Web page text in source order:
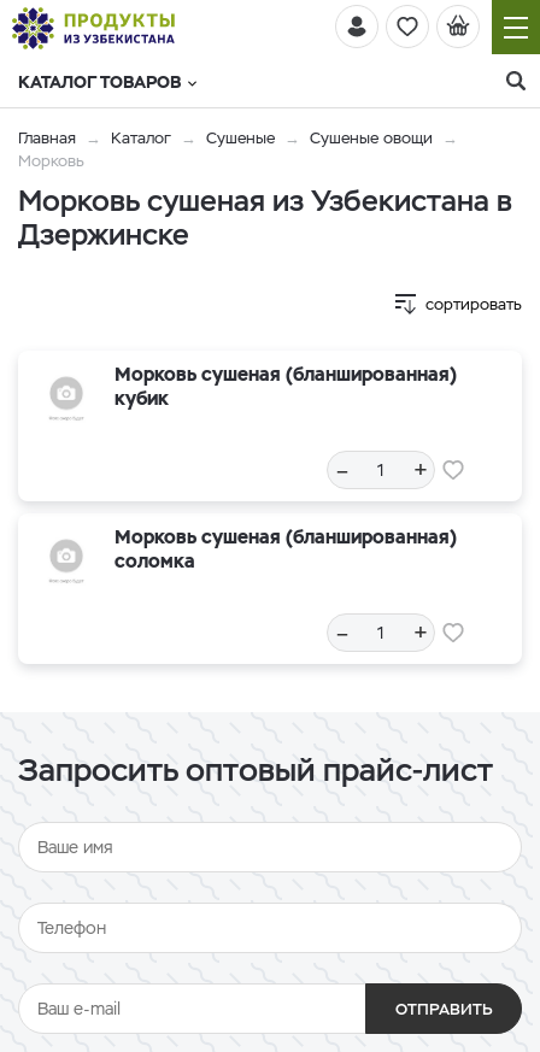
КАТАЛОГ ТОВАРОВ
Главная Каталог Сушеные
Сушеные овощи
Морковь
Морковь сушеная из Узбекистана в
Дзержинске
сортировать
Морковь сушеная (бланшированная)
кубик
– +
Морковь сушеная (бланшированная)
соломка
– +
Запросить оптовый прайс-лист
ОТПРАВИТЬ